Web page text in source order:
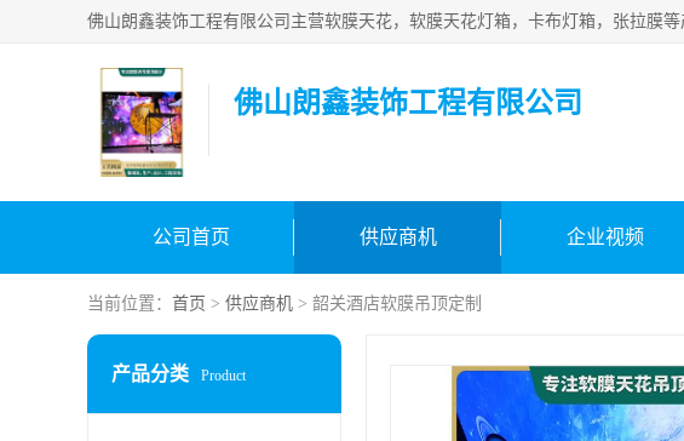
佛山朗鑫装饰工程有限公司
公司首页 供应商机 企业视频
当前位置： 首页 > 供应商机 > 韶关酒店软膜吊顶定制
产品分类 Product